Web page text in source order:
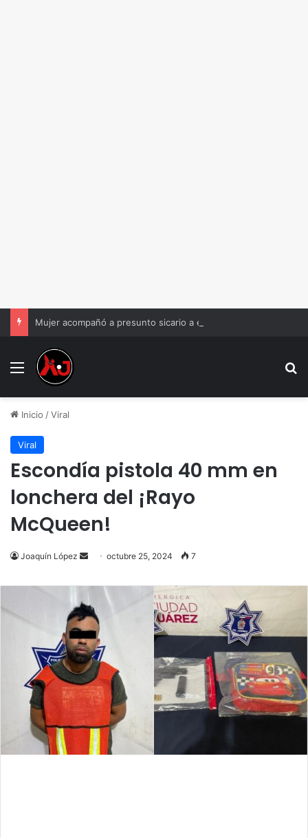
Menu
Inicio /Viral
Viral
Escondía pistola 40 mm en
lonchera del ¡Rayo
McQueen!
Joaquín López
Send
email
octubre 25, 2024 7